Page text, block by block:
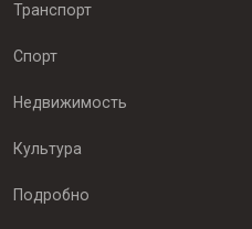
Транспорт
Спорт
Недвижимость
Культура
Подробно